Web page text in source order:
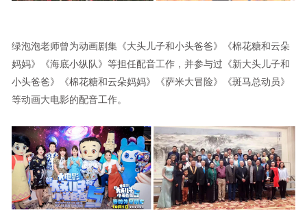
绿泡泡老师曾为动画剧集《大头儿子和小头爸爸》《棉花糖和云朵
妈妈》《海底小纵队》等担任配音工作，并参与过《新大头儿子和
小头爸爸》《棉花糖和云朵妈妈》《萨米大冒险》《斑马总动员》
等动画大电影的配音工作。